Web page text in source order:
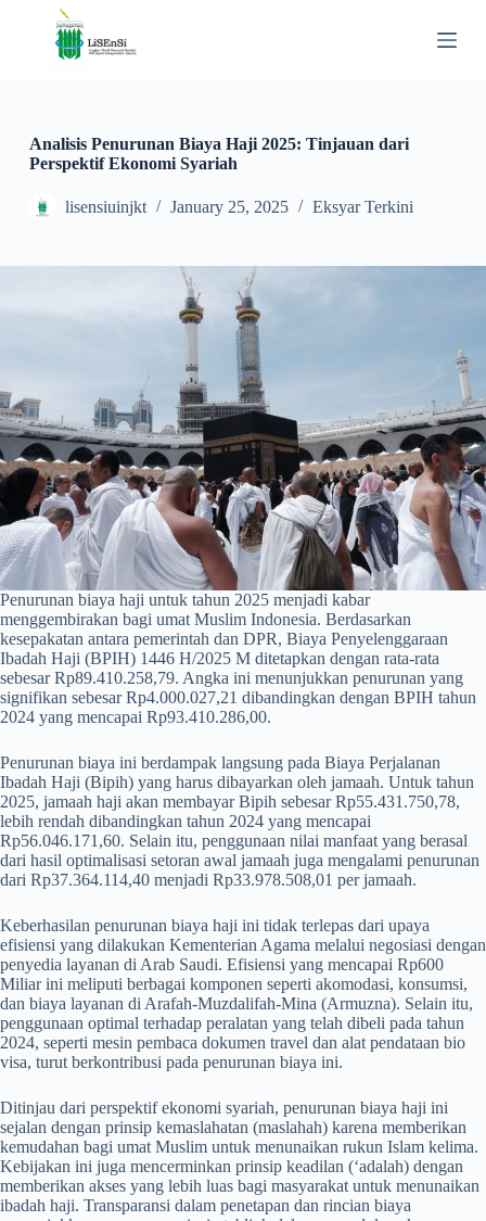
o
Analisis Penurunan Biaya Haji 2025: Tinjauan dari
Perspektif Ekonomi Syariah
lisensiuinjkt January 25, 2025 Eksyar Terkini
Penurunan biaya haji untuk tahun 2025 menjadi kabar
menggembirakan bagi umat Muslim Indonesia. Berdasarkan
kesepakatan antara pemerintah dan DPR, Biaya Penyelenggaraan
Ibadah Haji (BPIH) 1446 H/2025 M ditetapkan dengan rata-rata
sebesar Rp89.410.258,79. Angka ini menunjukkan penurunan yang
signifikan sebesar Rp4.000.027,21 dibandingkan dengan BPIH tahun
2024 yang mencapai Rp93.410.286,00.
Penurunan biaya ini berdampak langsung pada Biaya Perjalanan
Ibadah Haji (Bipih) yang harus dibayarkan oleh jamaah. Untuk tahun
2025, jamaah haji akan membayar Bipih sebesar Rp55.431.750,78,
lebih rendah dibandingkan tahun 2024 yang mencapai
Rp56.046.171,60. Selain itu, penggunaan nilai manfaat yang berasal
dari hasil optimalisasi setoran awal jamaah juga mengalami penurunan
dari Rp37.364.114,40 menjadi Rp33.978.508,01 per jamaah.
Keberhasilan penurunan biaya haji ini tidak terlepas dari upaya
efisiensi yang dilakukan Kementerian Agama melalui negosiasi dengan
penyedia layanan di Arab Saudi. Efisiensi yang mencapai Rp600
Miliar ini meliputi berbagai komponen seperti akomodasi, konsumsi,
dan biaya layanan di Arafah-Muzdalifah-Mina (Armuzna). Selain itu,
penggunaan optimal terhadap peralatan yang telah dibeli pada tahun
2024, seperti mesin pembaca dokumen travel dan alat pendataan bio
visa, turut berkontribusi pada penurunan biaya ini.
Ditinjau dari perspektif ekonomi syariah, penurunan biaya haji ini
sejalan dengan prinsip kemaslahatan (maslahah) karena memberikan
kemudahan bagi umat Muslim untuk menunaikan rukun Islam kelima.
Kebijakan ini juga mencerminkan prinsip keadilan (‘adalah) dengan
memberikan akses yang lebih luas bagi masyarakat untuk menunaikan
ibadah haji. Transparansi dalam penetapan dan rincian biaya